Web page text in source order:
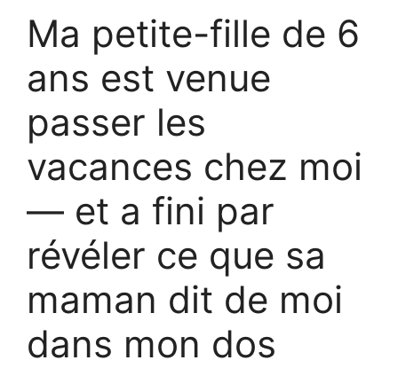
Ma petite-fille de 6
ans est venue
passer les
vacances chez moi
— et a fini par
révéler ce que sa
maman dit de moi
dans mon dos